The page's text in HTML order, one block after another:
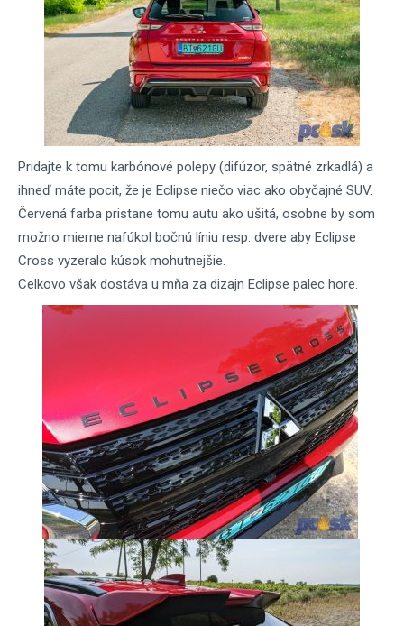
Pridajte k tomu karbónové polepy (difúzor, spätné zrkadlá) a
ihneď máte pocit, že je Eclipse niečo viac ako obyčajné SUV.
Červená farba pristane tomu autu ako ušitá, osobne by som
možno mierne nafúkol bočnú líniu resp. dvere aby Eclipse
Cross vyzeralo kúsok mohutnejšie.
Celkovo však dostáva u mňa za dizajn Eclipse palec hore.